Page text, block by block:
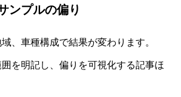
ンプルの偏り
、車種構成で結果が変わります。
を明記し、偏りを可視化する記事ほ